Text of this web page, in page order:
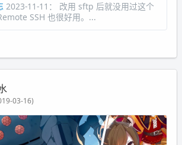
2023-11-11： 改用 sftp 后就没用过这个
SSH 也很好用。...
03-16)